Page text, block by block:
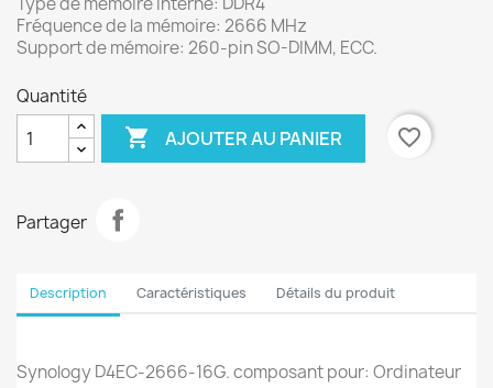
Fréquence de la mémoire: 2666 MHz
Support de mémoire: 260-pin SO-DIMM, ECC.
Quantité
 AJOUTER AU PANIER favorite_border
Partager
Description Caractéristiques Détails du produit
Synology D4EC-2666-16G. composant pour: Ordinateur